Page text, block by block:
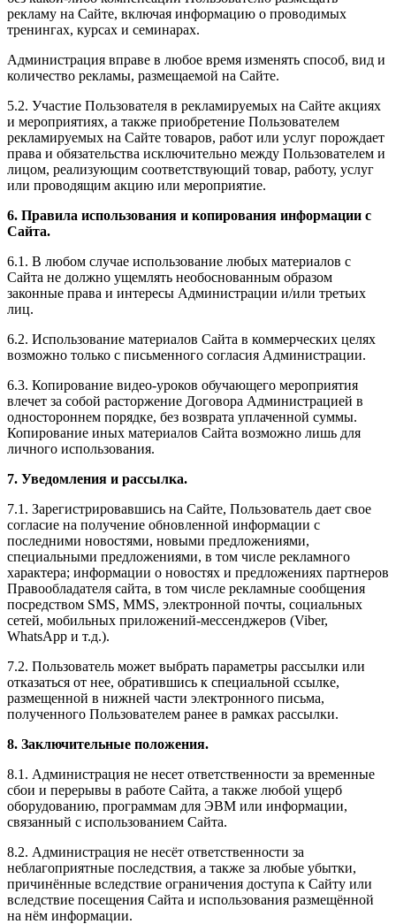
рекламу на Сайте, включая информацию о проводимых
тренингах, курсах и семинарах.
Администрация вправе в любое время изменять способ, вид и
количество рекламы, размещаемой на Сайте.
5.2. Участие Пользователя в рекламируемых на Сайте акциях
и мероприятиях, а также приобретение Пользователем
рекламируемых на Сайте товаров, работ или услуг порождает
права и обязательства исключительно между Пользователем и
лицом, реализующим соответствующий товар, работу, услуг
или проводящим акцию или мероприятие.
6. Правила использования и копирования информации с
Сайта.
6.1. В любом случае использование любых материалов с
Сайта не должно ущемлять необоснованным образом
законные права и интересы Администрации и/или третьих
лиц.
6.2. Использование материалов Сайта в коммерческих целях
возможно только с письменного согласия Администрации.
6.3. Копирование видео-уроков обучающего мероприятия
влечет за собой расторжение Договора Администрацией в
одностороннем порядке, без возврата уплаченной суммы.
Копирование иных материалов Сайта возможно лишь для
личного использования.
7. Уведомления и рассылка.
7.1. Зарегистрировавшись на Сайте, Пользователь дает свое
согласие на получение обновленной информации с
последними новостями, новыми предложениями,
специальными предложениями, в том числе рекламного
характера; информации о новостях и предложениях партнеров
Правообладателя сайта, в том числе рекламные сообщения
посредством SMS, MMS, электронной почты, социальных
сетей, мобильных приложений-мессенджеров (Viber,
WhatsApp и т.д.).
7.2. Пользователь может выбрать параметры рассылки или
отказаться от нее, обратившись к специальной ссылке,
размещенной в нижней части электронного письма,
полученного Пользователем ранее в рамках рассылки.
8. Заключительные положения.
8.1. Администрация не несет ответственности за временные
сбои и перерывы в работе Сайта, а также любой ущерб
оборудованию, программам для ЭВМ или информации,
связанный с использованием Сайта.
8.2. Администрация не несёт ответственности за
неблагоприятные последствия, а также за любые убытки,
причинённые вследствие ограничения доступа к Сайту или
вследствие посещения Сайта и использования размещённой
на нём информации.